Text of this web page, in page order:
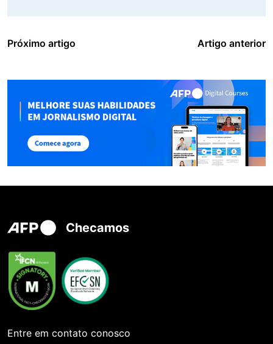
Próximo artigo Artigo anterior
Checamos
Entre em contato conosco